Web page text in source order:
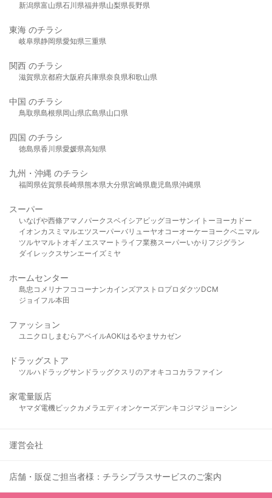
新潟県富山県石川県福井県山梨県長野県
東海 のチラシ
岐阜県静岡県愛知県三重県
関西 のチラシ
滋賀県京都府大阪府兵庫県奈良県和歌山県
中国 のチラシ
鳥取県島根県岡山県広島県山口県
四国 のチラシ
徳島県香川県愛媛県高知県
九州・沖縄 のチラシ
福岡県佐賀県長崎県熊本県大分県宮崎県鹿児島県沖縄県
スーパー
いなげや西條アマノパークスベイシア ビッグヨーサンイトーヨーカドー
イオンカスミ マルエツスーパーバリューヤオコーオーケー ヨークベニマル
ツルヤマルト オギノ エスマート ライフ業務スーパーいかり フジグラン
ダイレックスサンエーイズミヤ
ホームセンター
島忠 コメリ ナフコ コーナンカインズアストロプロダクツDCM
ジョイフル本田
ファッション
ユニクロ しまむら アベイルAOKIはるやま サカゼン
ドラッグストア
ツルハドラッグサンドラッグクスリのアオキ ココカラファイン
家電量販店
ヤマダ電機ビックカメラ エディオンケーズデンキ コジマジョーシン
運営会社
店舗・販促ご担当者様：チラシプラスサービスのご案内